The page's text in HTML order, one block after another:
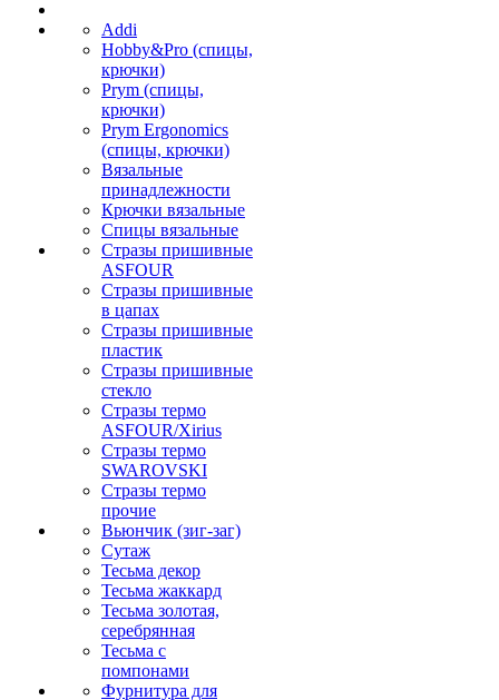
Addi
Hobby&Pro (спицы,
крючки)
Prym (спицы,
крючки)
Prym Ergonomics
(спицы, крючки)
Вязальные
принадлежности
Крючки вязальные
Спицы вязальные
Стразы пришивные
ASFOUR
Стразы пришивные
в цапах
Стразы пришивные
пластик
Стразы пришивные
стекло
Стразы термо
ASFOUR/Xirius
Стразы термо
SWAROVSKI
Стразы термо
прочие
Вьюнчик (зиг-заг)
Сутаж
Тесьма декор
Тесьма жаккард
Тесьма золотая,
серебрянная
Тесьма с
помпонами
Фурнитура для